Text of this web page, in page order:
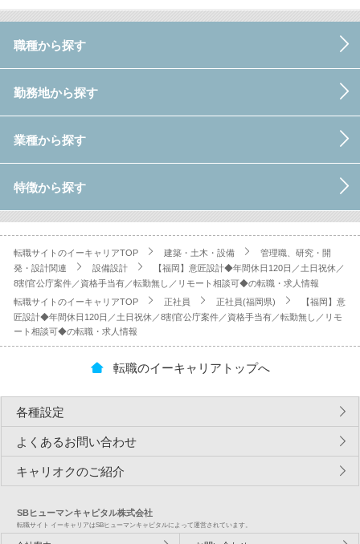
職種から探す
勤務地から探す
業種から探す
特徴から探す
転職サイトのイーキャリアTOP 建築・土木・設備
管理職、研究・開
発・設計関連
設備設計
【福岡】意匠設計◆年間休日120日／土日祝休／
8割官公庁案件／資格手当有／転勤無し／リモート相談可◆の転職・求人情報
転職サイトのイーキャリアTOP
正社員 正社員(福岡県)
【福岡】意
匠設計◆年間休日120日／土日祝休／8割官公庁案件／資格手当有／転勤無し／リモ
ート相談可◆の転職・求人情報
転職のイーキャリアトップへ
各種設定
よくあるお問い合わせ
キャリオクのご紹介
SBヒューマンキャピタル株式会社
転職サイト イーキャリアはSBヒューマンキャピタルによって運営されています。